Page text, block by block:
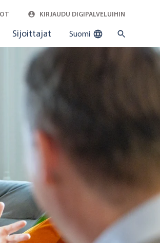
KIRJAUDU DIGIPALVELUIHIN
Sijoittajat Suomi